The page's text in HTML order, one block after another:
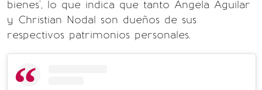
bienes', lo que indica que tanto Ángela Aguilar
y Christian Nodal son dueños de sus
respectivos patrimonios personales.